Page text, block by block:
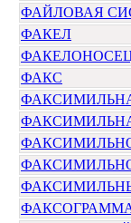
ФАЙЛОВАЯ
ФАКЕЛ
ФАКС